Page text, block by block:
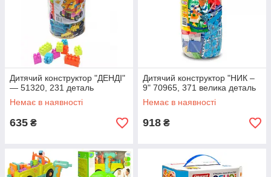
Дитячий конструктор "ДЕНДІ"
— 51320, 231 деталь
Немає в наявності
635 ₴
Дитячий конструктор "НИК –
9" 70965, 371 велика деталь
Немає в наявності
918 ₴